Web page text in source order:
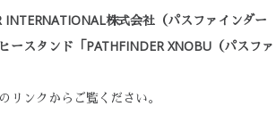
INTERNATIONAL株式会社（パスファインダ
ースタンド「PATHFINDER XNOBU（パスフ
リンクからご覧ください。